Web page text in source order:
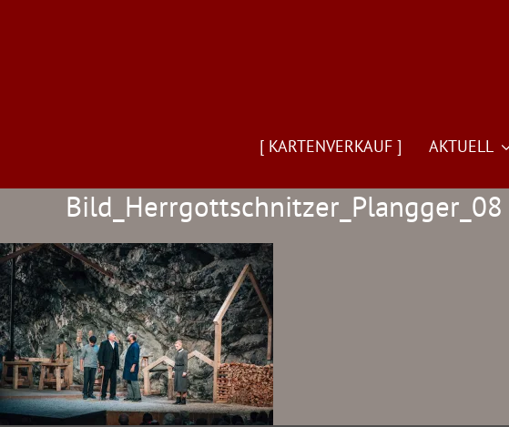
[ KARTENVERKAUF ] AKTUELL
Bild_Herrgottschnitzer_Plangger_08